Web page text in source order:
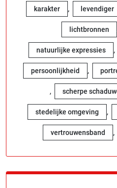
karakter , levendiger
lichtbronnen
natuurlijke expressies ,
persoonlijkheid ,
, scherpe
stedelijke omgeving ,
vertrouwensband ,